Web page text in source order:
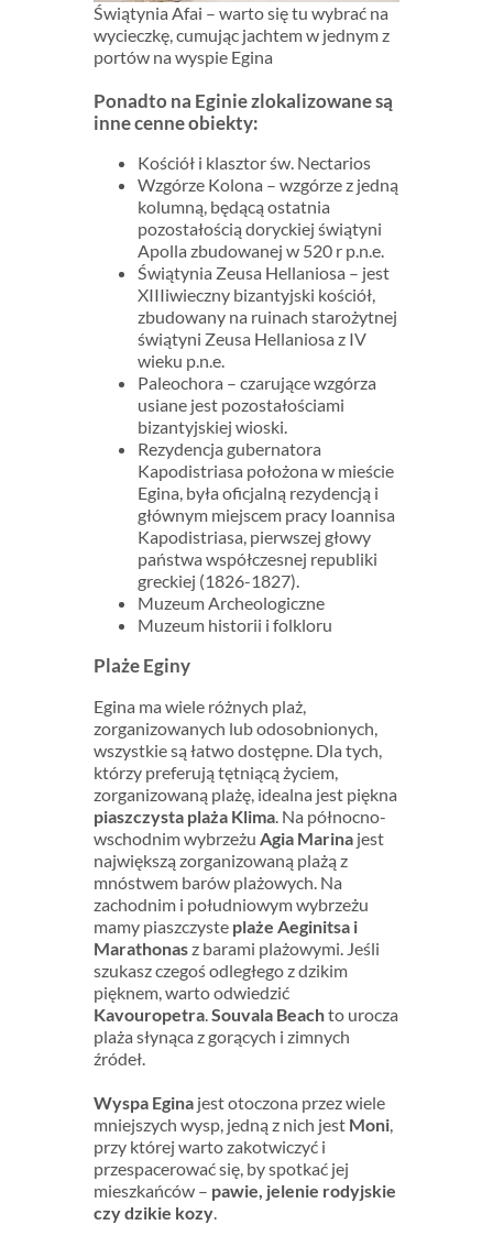
Świątynia Afai – warto się tu wybrać na
wycieczkę, cumując jachtem w jednym z
portów na wyspie Egina
Ponadto na Eginie zlokalizowane są
inne cenne obiekty:
Kościół i klasztor św. Nectarios
Wzgórze Kolona – wzgórze z jedną
kolumną, będącą ostatnia
pozostałością doryckiej świątyni
Apolla zbudowanej w 520 r p.n.e.
Świątynia Zeusa Hellaniosa – jest
XIIIiwieczny bizantyjski kościół,
zbudowany na ruinach starożytnej
świątyni Zeusa Hellaniosa z IV
wieku p.n.e.
Paleochora – czarujące wzgórza
usiane jest pozostałościami
bizantyjskiej wioski.
Rezydencja gubernatora
Kapodistriasa położona w mieście
Egina, była oficjalną rezydencją i
głównym miejscem pracy Ioannisa
Kapodistriasa, pierwszej głowy
państwa współczesnej republiki
greckiej (1826-1827).
Muzeum Archeologiczne
Muzeum historii i folkloru
Plaże Eginy
Egina ma wiele różnych plaż,
zorganizowanych lub odosobnionych,
wszystkie są łatwo dostępne. Dla tych,
którzy preferują tętniącą życiem,
zorganizowaną plażę, idealna jest piękna
piaszczysta plaża Klima. Na północno-
wschodnim wybrzeżu Agia Marinajest
największą zorganizowaną plażą z
mnóstwem barów plażowych. Na
zachodnim i południowym wybrzeżu
mamy piaszczyste plaże Aeginitsa i
Marathonasz barami plażowymi. Jeśli
szukasz czegoś odległego z dzikim
pięknem, warto odwiedzić
Kavouropetra. Souvala Beachto urocza
plaża słynąca z gorących i zimnych
źródeł.
Wyspa Eginajest otoczona przez wiele
mniejszych wysp, jedną z nich jest Moni,
przy której warto zakotwiczyć i
przespacerować się, by spotkać jej
mieszkańców – pawie, jelenie rodyjskie
czy dzikie kozy.